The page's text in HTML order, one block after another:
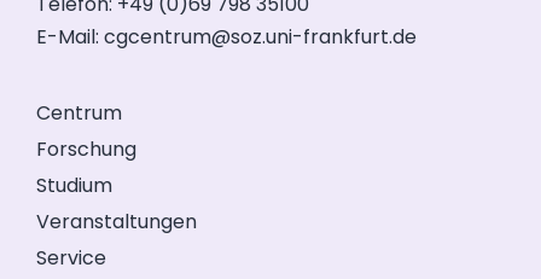
E-Mail: cgcentrum@soz.uni-frankfurt.de
Centrum
Forschung
Studium
Veranstaltungen
Service